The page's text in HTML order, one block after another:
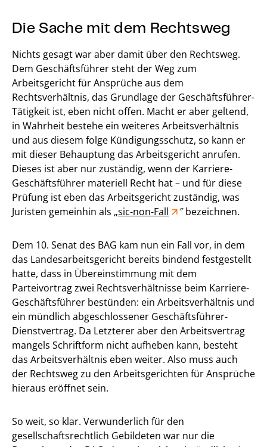
Die Sache mit dem Rechtsweg
Nichts gesagt war aber damit über den Rechtsweg.
Dem Geschäftsführer steht der Weg zum
Arbeitsgericht für Ansprüche aus dem
Rechtsverhältnis, das Grundlage der Geschäftsführer-
Tätigkeit ist, eben nicht offen. Macht er aber geltend,
in Wahrheit bestehe ein weiteres Arbeitsverhältnis
und aus diesem folge Kündigungsschutz, so kann er
mit dieser Behauptung das Arbeitsgericht anrufen.
Dieses ist aber nur zuständig, wenn der Karriere-
Geschäftsführer materiell Recht hat – und für diese
Prüfung ist eben das Arbeitsgericht zuständig, was
Juristen gemeinhin als „sic-non-Fall ″ bezeichnen.
Dem 10. Senat des BAG kam nun ein Fall vor, in dem
das Landesarbeitsgericht bereits bindend festgestellt
hatte, dass in Übereinstimmung mit dem
Parteivortrag zwei Rechtsverhältnisse beim Karriere-
Geschäftsführer bestünden: ein Arbeitsverhältnis und
ein mündlich abgeschlossener Geschäftsführer-
Dienstvertrag. Da Letzterer aber den Arbeitsvertrag
mangels Schriftform nicht aufheben kann, besteht
das Arbeitsverhältnis eben weiter. Also muss auch
der Rechtsweg zu den Arbeitsgerichten für Ansprüche
hieraus eröffnet sein.
So weit, so klar. Verwunderlich für den
gesellschaftsrechtlich Gebildeten war nur die